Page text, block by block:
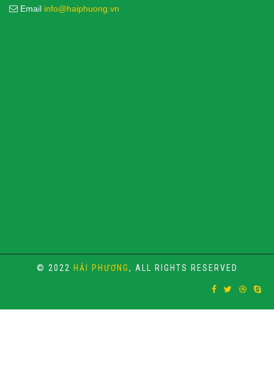
Email info@haiphuong.vn
© 2022 HẢI PHƯƠNG, ALL RIGHTS RESERVED